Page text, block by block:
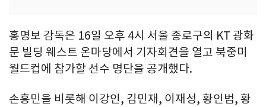
홍명보 감독은 16일 오후 4시 서울 종로구의 KT 광화
문 빌딩 웨스트 온마당에서 기자회견을 열고 북중미
월드컵에 참가할 선수 명단을 공개했다.
손흥민을 비롯해 이강인, 김민재, 이재성, 황인범, 황